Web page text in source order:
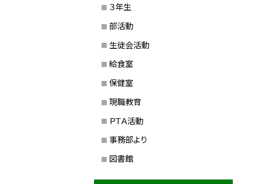
３年生
部活動
生徒会活動
給食室
保健室
現職教育
ＰＴＡ活動
事務部より
図書館